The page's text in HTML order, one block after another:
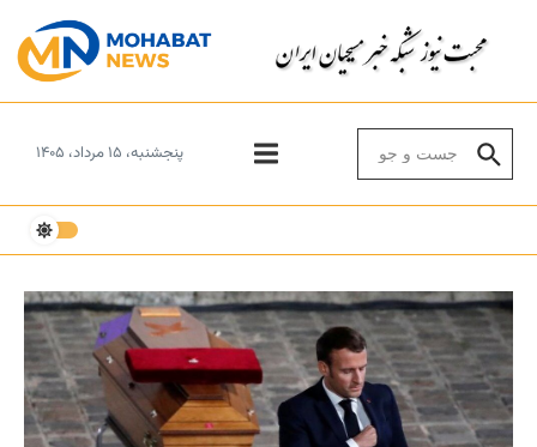
پنجشنبه، ۱۵ مرداد، ۱۴۰۵